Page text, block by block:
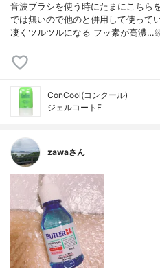
音波ブラシを使う時にたまにこちら
では無いので他のと併用して使って
凄くツルツルになる フッ素が高濃…
ConCool(コンクール)
ジェルコートF
zawaさん